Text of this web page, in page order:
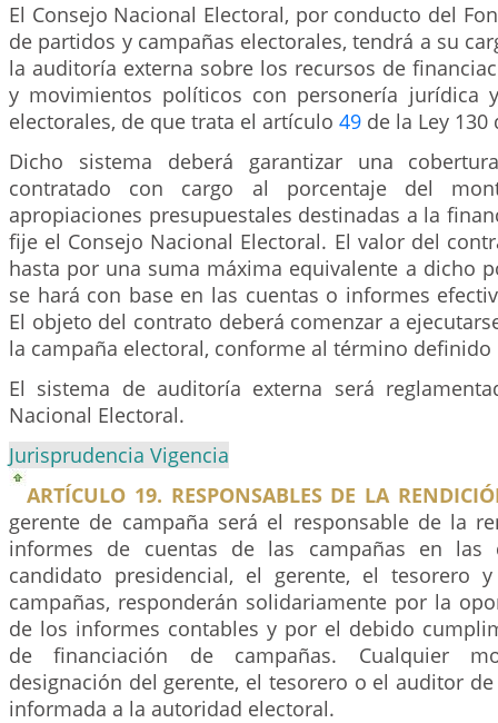
El Consejo Nacional Electoral, por conducto del
de partidos y campañas electorales, tendrá a su
la auditoría externa sobre los recursos de
y movimientos políticos con personería jurídica
electorales, de que trata el artículo 49 de la Ley 130
Dicho sistema deberá garantizar una
contratado con cargo al porcentaje del
apropiaciones presupuestales destinadas a la
fije el Consejo Nacional Electoral. El valor del
hasta por una suma máxima equivalente a dicho
se hará con base en las cuentas o informes
El objeto del contrato deberá comenzar a
la campaña electoral, conforme al término definido
El sistema de auditoría externa será
Nacional Electoral.
Jurisprudencia Vigencia
ARTÍCULO 19. RESPONSABLES DE LA
gerente de campaña será el responsable de la
informes de cuentas de las campañas en las
candidato presidencial, el gerente, el tesorero
campañas, responderán solidariamente por la
de los informes contables y por el debido
de financiación de campañas. Cualquier
designación del gerente, el tesorero o el auditor
informada a la autoridad electoral.